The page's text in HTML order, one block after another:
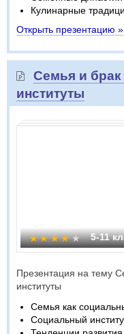
Кулинарные
Открыть презентацию »
Семья и
институты
5-11
Презентация на тему
институты
Семья как
Социальный